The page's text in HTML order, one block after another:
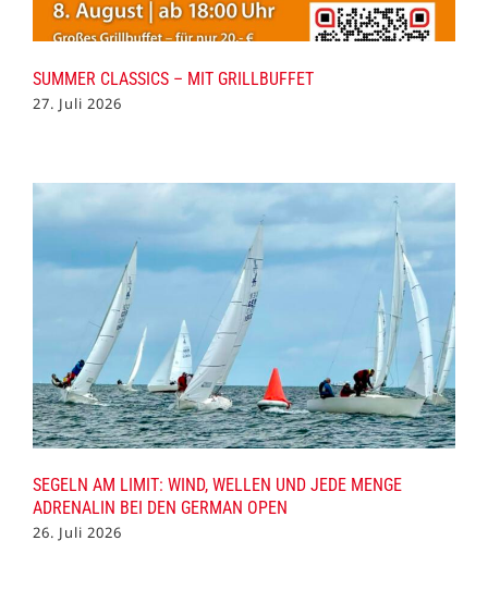
SUMMER CLASSICS – MIT GRILLBUFFET
27. Juli 2026
SEGELN AM LIMIT: WIND, WELLEN UND JEDE MENGE
ADRENALIN BEI DEN GERMAN OPEN
26. Juli 2026